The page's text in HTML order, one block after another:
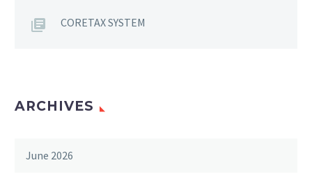
CORETAX SYSTEM
ARCHIVES
June 2026